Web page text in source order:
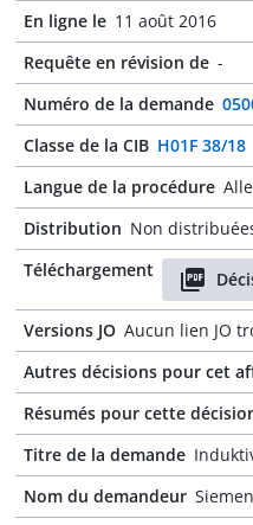
En ligne le 11 août 2016
Requête en révision de -
Numéro de la demande
Classe de la CIB H01F 38/18
Langue de la procédure
Distribution Non
Téléchargement
Versions JO Aucun lien JO
Autres décisions pour cet
Résumés pour cette
Titre de la demande
Nom du demandeur